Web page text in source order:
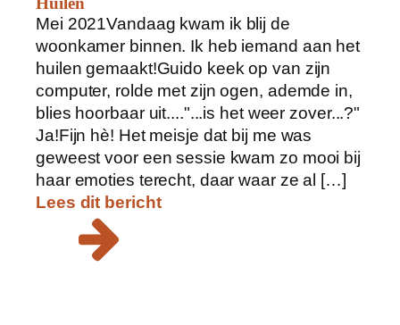
Mei 2021Vandaag kwam ik blij de
woonkamer binnen. Ik heb iemand aan het
huilen gemaakt!Guido keek op van zijn
computer, rolde met zijn ogen, ademde in,
blies hoorbaar uit...."...is het weer zover...?"
Ja!Fijn hè! Het meisje dat bij me was
geweest voor een sessie kwam zo mooi bij
haar emoties terecht, daar waar ze al […]
Lees dit bericht